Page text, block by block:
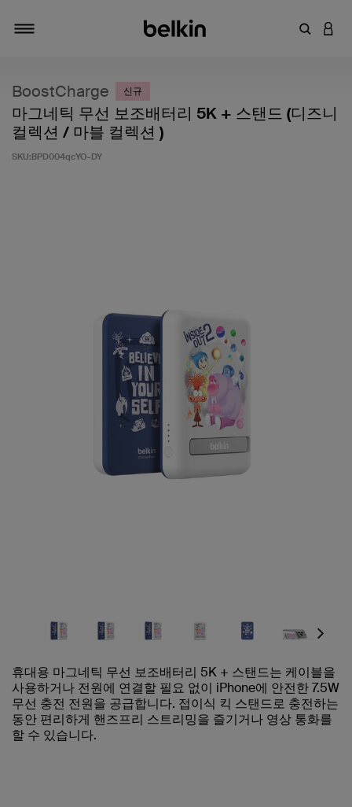
키워드
BoostCharge 신규
마그네틱 무선 보조배터리 5K + 스탠드 (디즈니
컬렉션 / 마블 컬렉션 )
SKU:BPD004qcYO-DY
Next
휴대용 마그네틱 무선 보조배터리 5K + 스탠드는 케이블을
사용하거나 전원에 연결할 필요 없이 iPhone에 안전한 7.5W
무선 충전 전원을 공급합니다. 접이식 킥 스탠드로 충전하는
동안 편리하게 핸즈프리 스트리밍을 즐기거나 영상 통화를
할 수 있습니다.